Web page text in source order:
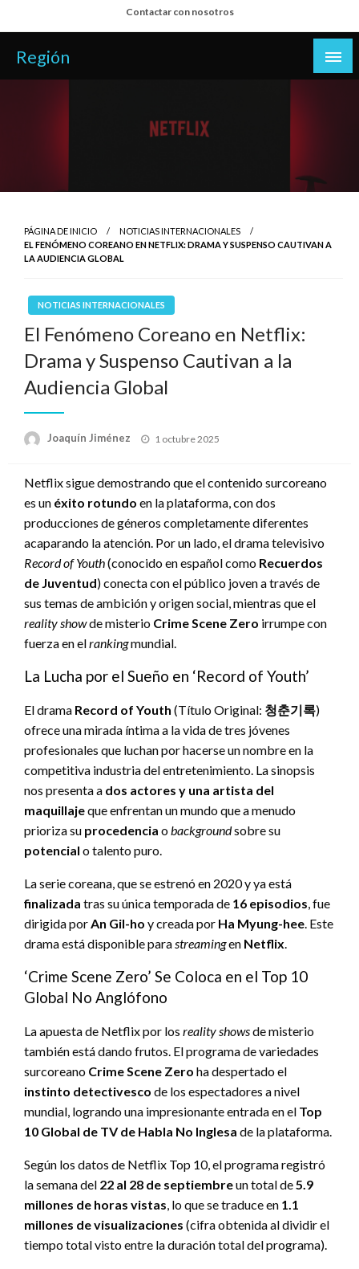
al
contenido
Contactar con nosotros
Región
PÁGINA DE INICIO
NOTICIAS INTERNACIONALES
EL FENÓMENO COREANO EN NETFLIX: DRAMA Y SUSPENSO CAUTIVAN A
LA AUDIENCIA GLOBAL
NOTICIAS INTERNACIONALES
El Fenómeno Coreano en Netflix:
Drama y Suspenso Cautivan a la
Audiencia Global
Joaquín Jiménez
Publicado
1 octubre 2025
Netflix sigue demostrando que el contenido surcoreano
es un éxito rotundo en la plataforma, con dos
producciones de géneros completamente diferentes
acaparando la atención. Por un lado, el drama televisivo
Record of Youth(conocido en español como Recuerdos
de Juventud) conecta con el público joven a través de
sus temas de ambición y origen social, mientras que el
reality showde misterio Crime Scene Zero irrumpe con
fuerza en elrankingmundial.
La Lucha por el Sueño en ‘Record of Youth’
El drama Record of Youth (Título Original: 청춘기록)
ofrece una mirada íntima a la vida de tres jóvenes
profesionales que luchan por hacerse un nombre en la
competitiva industria del entretenimiento. La sinopsis
nos presenta a dos actores y una artista del
maquillajeque enfrentan un mundo que a menudo
prioriza su procedencia obackgroundsobre su
potencial o talento puro.
La serie coreana, que se estrenó en 2020 y ya está
finalizada tras su única temporada de 16 episodios, fue
dirigida porAn Gil-ho y creada por Ha Myung-hee. Este
drama está disponible parastreamingen Netflix.
‘Crime Scene Zero’ Se Coloca en el Top 10
Global No Anglófono
La apuesta de Netflix por los reality showsde misterio
también está dando frutos. El programa de variedades
surcoreano Crime Scene Zero ha despertado el
instinto detectivesco de los espectadores a nivel
mundial, logrando una impresionante entrada en el Top
10 Global de TV de Habla No Inglesa de la plataforma.
Según los datos de Netflix Top 10, el programa registró
la semana del 22 al 28 de septiembreun total de5.9
millones de horas vistas, lo que se traduce en 1.1
millones de visualizaciones (cifra obtenida al dividir el
tiempo total visto entre la duración total del programa).